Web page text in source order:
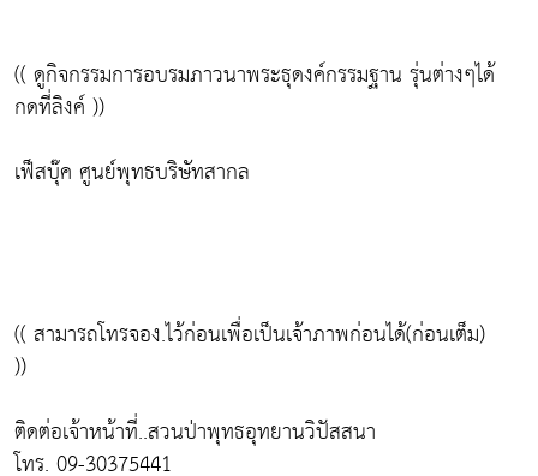
(( ดูกิจกรรมการอบรมภาวนาพระธุดงค์กรรมฐาน รุ่นต่างๆได้
กดที่ลิงค์ ))
เฟ็สบุ๊ค ศูนย์พุทธบริษัทสากล
(( สามารถโทรจอง.ไว้ก่อนเพื่อเป็นเจ้าภาพก่อนได้(ก่อนเต็ม)
))
ติดต่อเจ้าหน้าที่..สวนป่าพุทธอุทยานวิปัสสนา
โทร. 09-30375441